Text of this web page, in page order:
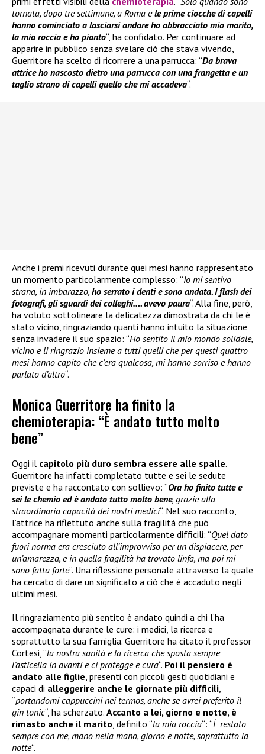
tornata, dopo tre settimane, a Roma ele prime ciocche di capelli
hanno cominciato a lasciarsi andare ho abbracciato mio marito,
la mia roccia e ho pianto“, ha confidato. Per continuare ad
apparire in pubblico senza svelare ciò che stava vivendo,
Guerritore ha scelto di ricorrere a una parrucca: “Da brava
attrice ho nascosto dietro una parrucca con una frangetta e un
taglio strano di capelli quello che mi accadeva“.
Anche i premi ricevuti durante quei mesi hanno rappresentato
un momento particolarmente complesso: “Io mi sentivo
strana, in imbarazzo, ho serrato i denti e sono andata. I flash dei
fotografi, gli sguardi dei colleghi…. avevo paura“. Alla fine, però,
ha voluto sottolineare la delicatezza dimostrata da chi le è
stato vicino, ringraziando quanti hanno intuito la situazione
senza invadere il suo spazio: “Ho sentito il mio mondo solidale,
vicino e li ringrazio insieme a tutti quelli che per questi quattro
mesi hanno capito che c’era qualcosa, mi hanno sorriso e hanno
parlato d’altro“.
Monica Guerritore ha finito la
chemioterapia: “È andato tutto molto
bene”
Oggi il capitolo più duro sembra essere alle spalle.
Guerritore ha infatti completato tutte e sei le sedute
previste e ha raccontato con sollievo: “Ora ho finito tutte e
sei le chemio ed è andato tutto molto bene, grazie alla
straordinaria capacità dei nostri medici“. Nel suo racconto,
l’attrice ha riflettuto anche sulla fragilità che può
accompagnare momenti particolarmente difficili: “Quel dato
fuori norma era cresciuto all’improvviso per un dispiacere, per
un’amarezza, e in quella fragilità ha trovato linfa, ma poi mi
sono fatta forte“. Una riflessione personale attraverso la quale
ha cercato di dare un significato a ciò che è accaduto negli
ultimi mesi.
Il ringraziamento più sentito è andato quindi a chi l’ha
accompagnata durante le cure: i medici, la ricerca e
soprattutto la sua famiglia. Guerritore ha citato il professor
Cortesi, “la nostra sanità e la ricerca che sposta sempre
l’asticella in avanti e ci protegge e cura“. Poi il pensiero è
andato alle figlie , presenti con piccoli gesti quotidiani e
capaci di alleggerire anche le giornate più difficili
“portandomi cappuccini nei termos, anche se avrei preferito il
gin tonic“, ha scherzato. Accanto a lei, giorno e notte, è
rimasto anche il marito , definito “la mia roccia“: “È restato
sempre con me, mano nella mano, giorno e notte, soprattutto la
notte“.